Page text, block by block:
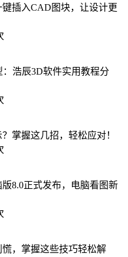
插入CAD图块，让设计更
浩辰3D软件实用教程分
掌握这几招，轻松应对！
8.0正式发布，电脑看图新
，掌握这些技巧轻松解